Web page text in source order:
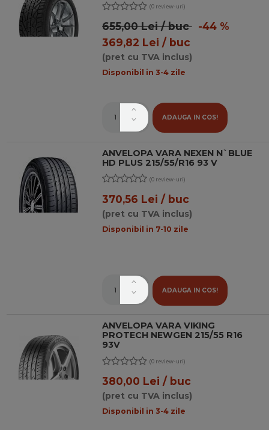
(0 review-uri)
655,00 Lei / buc-44 %
369,82 Lei / buc
(pret cu TVA inclus)
Disponibil in 3-4 zile
ADAUGA IN COS!
ANVELOPA VARA NEXEN N`BLUE
HD PLUS 215/55/R16 93 V
(0 review-uri)
370,56 Lei / buc
(pret cu TVA inclus)
Disponibil in 7-10 zile
ADAUGA IN COS!
ANVELOPA VARA VIKING
PROTECH NEWGEN 215/55 R16
93V
(0 review-uri)
380,00 Lei / buc
(pret cu TVA inclus)
Disponibil in 3-4 zile